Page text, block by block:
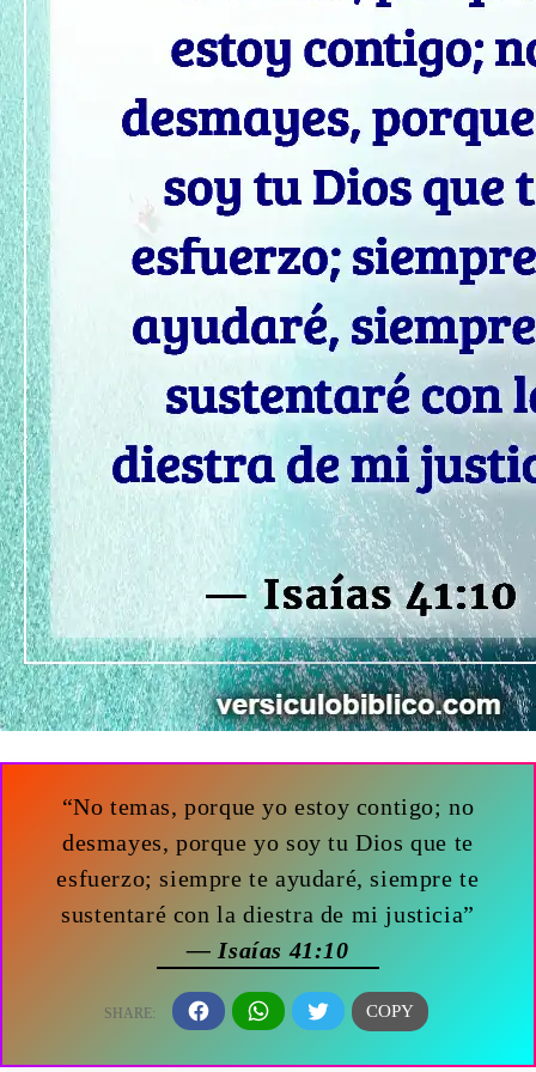
“No temas, porque yo estoy contigo; no
desmayes, porque yo soy tu Dios que te
esfuerzo; siempre te ayudaré, siempre te
sustentaré con la diestra de mi justicia”
— Isaías 41:10